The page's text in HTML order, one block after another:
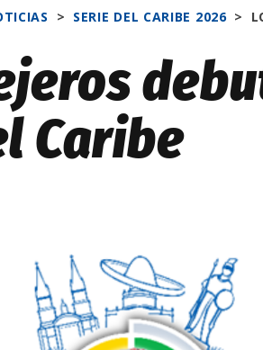
> SERIE DEL CARIBE 2026 >
Caribe